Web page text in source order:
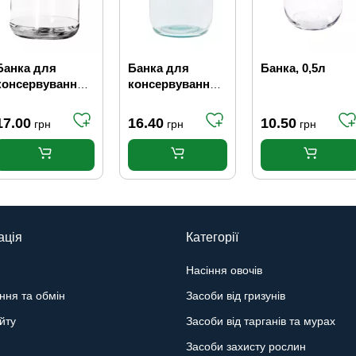
для
грн
Банка для
консервування,
16.40 грн
Банка, 0,5л
10.50 грн
та обмін
Категорії
Насіння овочів
Засоби від гризунів
Засоби від тарганів та мурах
Засоби захисту рослин